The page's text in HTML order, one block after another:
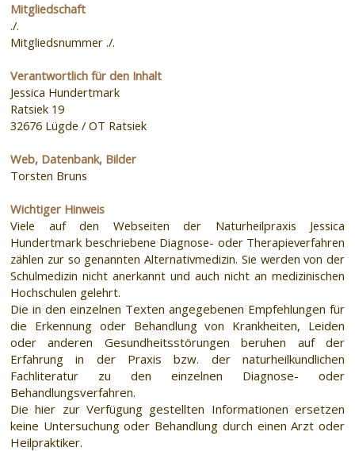
Mitgliedschaft
./.
Mitgliedsnummer ./.
Verantwortlich für den Inhalt
Jessica Hundertmark
Ratsiek 19
32676 Lügde / OT Ratsiek
Web, Datenbank, Bilder
Torsten Bruns
Wichtiger Hinweis
Viele auf den Webseiten der Naturheilpraxis Jessica
Hundertmark beschriebene Diagnose- oder Therapieverfahren
zählen zur so genannten Alternativmedizin. Sie werden von der
Schulmedizin nicht anerkannt und auch nicht an medizinischen
Hochschulen gelehrt.
Die in den einzelnen Texten angegebenen Empfehlungen für
die Erkennung oder Behandlung von Krankheiten, Leiden
oder anderen Gesundheitsstörungen beruhen auf der
Erfahrung in der Praxis bzw. der naturheilkundlichen
Fachliteratur zu den einzelnen Diagnose- oder
Behandlungsverfahren.
Die hier zur Verfügung gestellten Informationen ersetzen
keine Untersuchung oder Behandlung durch einen Arzt oder
Heilpraktiker.